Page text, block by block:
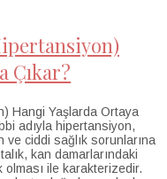
Çıkar?
Hangi Yaşlarda Ortaya
adıyla hipertansiyon,
ve ciddi sağlık sorunlarına
kan damarlarındaki
olması ile karakterizedir.